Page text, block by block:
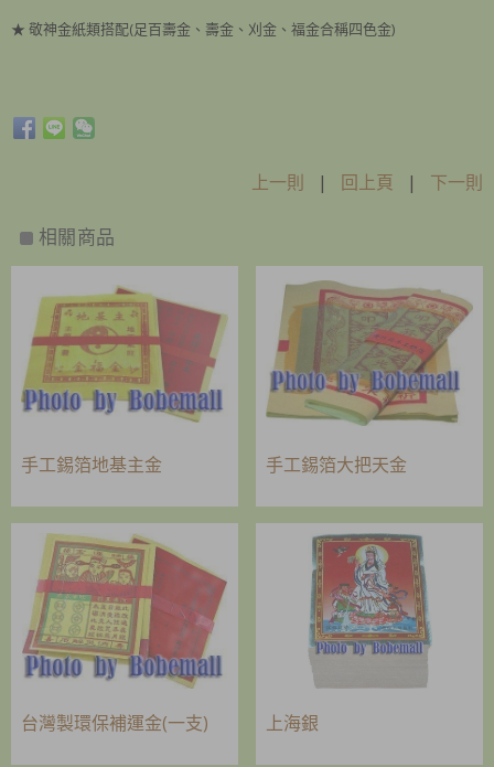
★ 敬神金紙類搭配(足百壽金、壽金、刈金、福金合稱四色金)
上一則 | 回上頁 | 下一則
相關商品
手工錫箔地基主金 手工錫箔大把天金
台灣製環保補運金(一支) 上海銀